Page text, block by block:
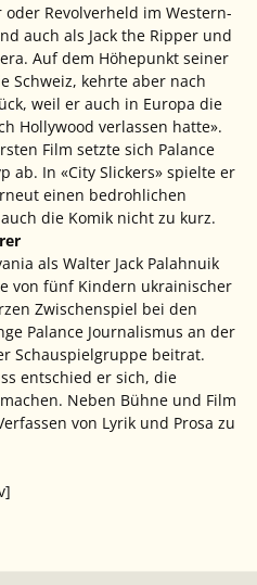
Revolverheld im Western-
auch als Jack the Ripper und
Auf dem Höhepunkt seiner
Schweiz, kehrte aber nach
weil er auch in Europa die
Hollywood verlassen hatte».
Film setzte sich Palance
ab. In «City Slickers» spielte er
einen bedrohlichen
die Komik nicht zu kurz.
als Walter Jack Palahnuik
von fünf Kindern ukrainischer
Zwischenspiel bei den
Palance Journalismus an der
Schauspielgruppe beitrat.
entschied er sich, die
Neben Bühne und Film
von Lyrik und Prosa zu